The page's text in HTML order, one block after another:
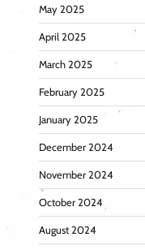
May 2025
April 2025
March 2025
February 2025
January 2025
December 2024
November 2024
October 2024
August 2024